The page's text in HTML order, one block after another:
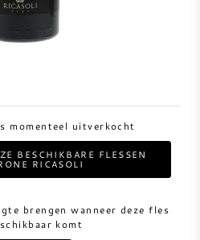
momenteel uitverkocht
BESCHIKBARE FLESSEN
RICASOLI
brengen wanneer deze fles
komt